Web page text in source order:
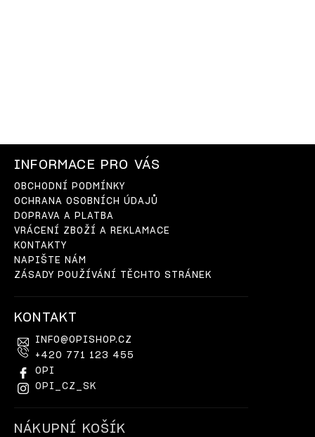
INFORMACE PRO VÁS
OBCHODNÍ PODMÍNKY
OCHRANA OSOBNÍCH ÚDAJŮ
DOPRAVA A PLATBA
VRÁCENÍ ZBOŽÍ A REKLAMACE
KONTAKTY
NAPIŠTE NÁM
ZÁSADY POUŽÍVÁNÍ TĚCHTO STRÁNEK
KONTAKT
INFO@OPISHOP.CZ
+420 771 123 455
OPI
OPI_CZ_SK
NÁKUPNÍ KOŠÍK